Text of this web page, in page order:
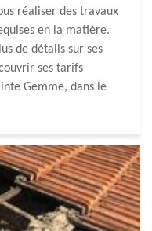
réaliser des travaux
en la matière.
de détails sur ses
ses tarifs
Gemme, dans le